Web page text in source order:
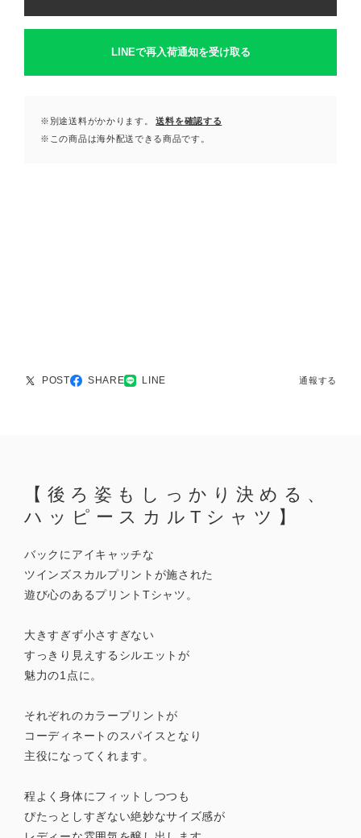
LINEで再入荷通知を受け取る
※別途送料がかかります。
送料を確認する
※この商品は海外配送できる商品です。
POST SHARE LINE 通報する
【後ろ姿もしっかり決める、
ハッピースカルTシャツ】
バックにアイキャッチな
ツインズスカルプリントが施された
遊び心のあるプリントTシャツ。
大きすぎず小さすぎない
すっきり見えするシルエットが
魅力の1点に。
それぞれのカラープリントが
コーディネートのスパイスとなり
主役になってくれます。
程よく身体にフィットしつつも
ぴたっとしすぎない絶妙なサイズ感が